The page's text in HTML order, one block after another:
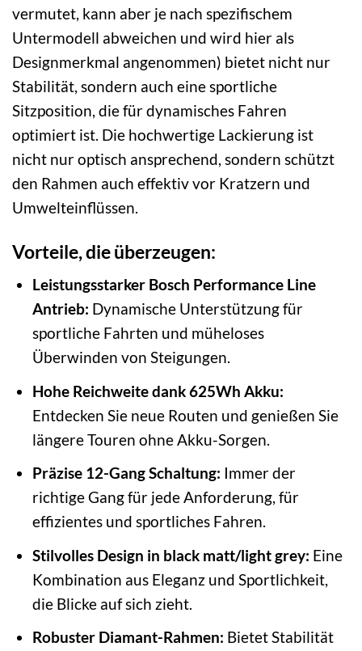
vermutet, kann aber je nach spezifischem
Untermodell abweichen und wird hier als
Designmerkmal angenommen) bietet nicht nur
Stabilität, sondern auch eine sportliche
Sitzposition, die für dynamisches Fahren
optimiert ist. Die hochwertige Lackierung ist
nicht nur optisch ansprechend, sondern schützt
den Rahmen auch effektiv vor Kratzern und
Umwelteinflüssen.
Vorteile, die überzeugen:
Leistungsstarker Bosch Performance Line
Antrieb: Dynamische Unterstützung für
sportliche Fahrten und müheloses
Überwinden von Steigungen.
Hohe Reichweite dank 625Wh Akku:
Entdecken Sie neue Routen und genießen Sie
längere Touren ohne Akku-Sorgen.
Präzise 12-Gang Schaltung: Immer der
richtige Gang für jede Anforderung, für
effizientes und sportliches Fahren.
Stilvolles Design in black matt/light grey: Eine
Kombination aus Eleganz und Sportlichkeit,
die Blicke auf sich zieht.
Robuster Diamant-Rahmen: Bietet Stabilität